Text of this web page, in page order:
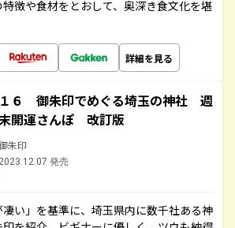
徴や食材をとおして、奥深き食文化を堪
詳細を見る
１６ 御朱印でめぐる埼玉の神社 週
開運さんぽ 改訂版
朱印
2023.12.07 発売
凄い」を基準に、埼玉県内に数千社ある神